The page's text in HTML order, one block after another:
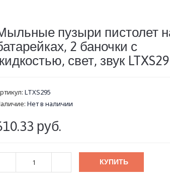
пузыри пистолет
2 баночки с
свет, звук
LTXS295
Нет в наличии
руб.
КУПИТЬ